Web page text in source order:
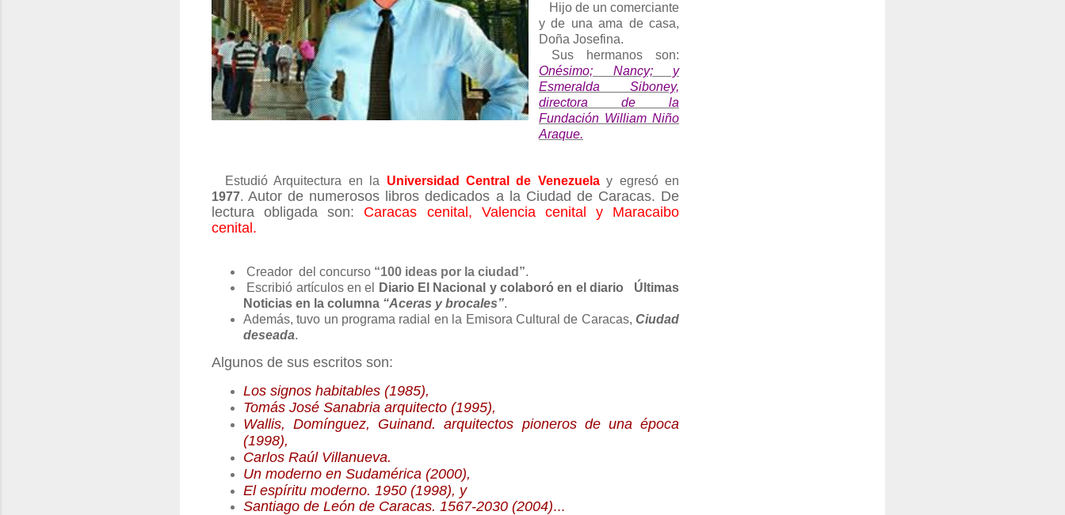
Hijo de un comerciante
y de una ama de casa,
Doña Josefina.
Sus hermanos son:
Onésimo; Nancy; y
Esmeralda Siboney,
directora de la
Fundación William Niño
Araque.
Estudió Arquitectura en la Universidad Central de Venezuela y egresó en
1977.Autor de numerosos libros dedicados a la Ciudad de Caracas. De
lectura obligada son:
Caracas cenital, Valencia cenital y Maracaibo
cenital.
Creador del concurso “100 ideas por la ciudad”.
Escribió artículos en el
Diario El Nacional y colaboró en el diario Últimas
Noticias en la columna “Aceras y brocales”.
Además, tuvo un programa radial en la Emisora Cultural de Caracas, Ciudad
deseada.
Algunos de sus escritos son:
Los signos habitables (1985),
Tomás José Sanabria arquitecto (1995),
Wallis, Domínguez, Guinand. arquitectos pioneros de una época
(1998),
Carlos Raúl Villanueva.
Un moderno en Sudamérica (2000),
El espíritu moderno. 1950 (1998), y
Santiago de León de Caracas. 1567-2030 (2004)...